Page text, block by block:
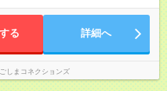
～13:00は在宅可能です。
る 詳細へ
しまコネクションズ